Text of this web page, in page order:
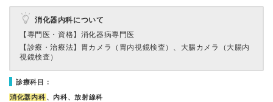
消化器内科について
【専門医・資格】 消化器病専門医
【診療・治療法】 胃カメラ（胃内視鏡検査）、大腸カメラ（大腸内
視鏡検査）
診療科目：
消化器内科 、内科、放射線科